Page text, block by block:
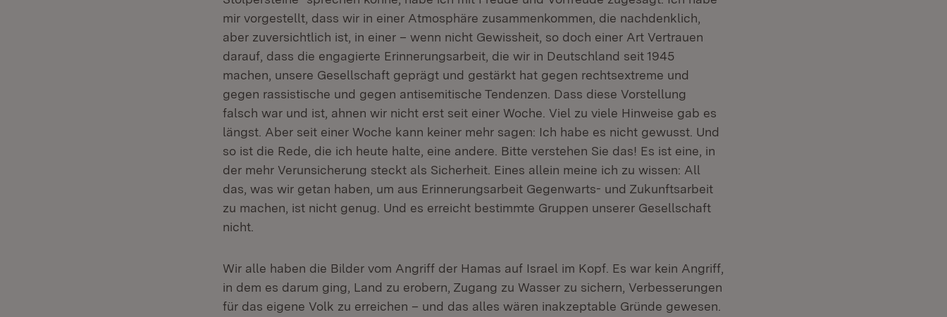
mir vorgestellt, dass wir in einer Atmosphäre zusammenkommen, die nachdenklich,
aber zuversichtlich ist, in einer – wenn nicht Gewissheit, so doch einer Art Vertrauen
darauf, dass die engagierte Erinnerungsarbeit, die wir in Deutschland seit 1945
machen, unsere Gesellschaft geprägt und gestärkt hat gegen rechtsextreme und
gegen rassistische und gegen antisemitische Tendenzen. Dass diese Vorstellung
falsch war und ist, ahnen wir nicht erst seit einer Woche. Viel zu viele Hinweise gab es
längst. Aber seit einer Woche kann keiner mehr sagen: Ich habe es nicht gewusst. Und
so ist die Rede, die ich heute halte, eine andere. Bitte verstehen Sie das! Es ist eine, in
der mehr Verunsicherung steckt als Sicherheit. Eines allein meine ich zu wissen: All
das, was wir getan haben, um aus Erinnerungsarbeit Gegenwarts- und Zukunftsarbeit
zu machen, ist nicht genug. Und es erreicht bestimmte Gruppen unserer Gesellschaft
nicht.
Wir alle haben die Bilder vom Angriff der Hamas auf Israel im Kopf. Es war kein Angriff,
in dem es darum ging, Land zu erobern, Zugang zu Wasser zu sichern, Verbesserungen
für das eigene Volk zu erreichen – und das alles wären inakzeptable Gründe gewesen.